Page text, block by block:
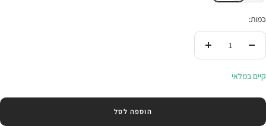
כמות:
העלי
קיים במלאי
הוספה לסל